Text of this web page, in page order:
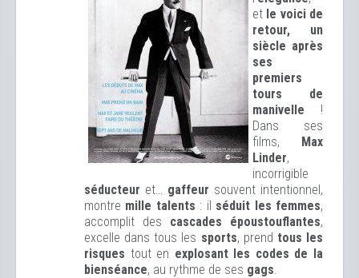
et le voici de
retour, un
siècle après
ses
premiers
tours de
manivelle !
Dans ses
films, Max
Linder,
incorrigible
séducteur et… gaffeur souvent intentionnel,
montre mille talents : il séduit les femmes,
accomplit des cascades époustouflantes,
excelle dans tous les sports, prend tous les
risques tout en explosant les codes de la
bienséance, au rythme de ses gags.